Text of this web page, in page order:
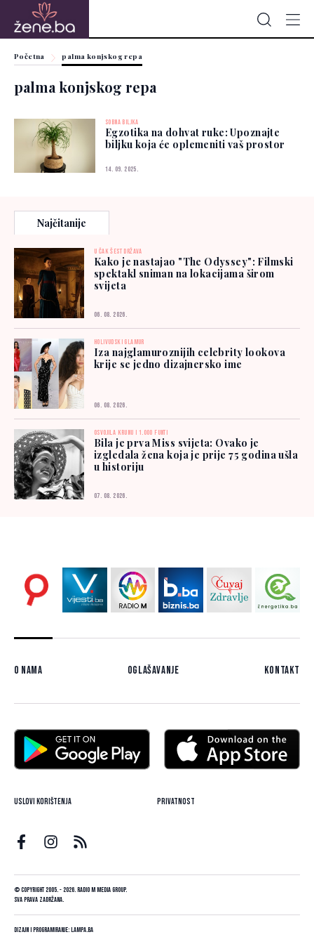
Početna palma konjskog repa
palma konjskog repa
SOBNA BILJKA
Egzotika na dohvat ruke: Upoznajte
biljku koja će oplemeniti vaš prostor
14. 09. 2025.
Najčitanije
U ČAK ŠEST DRŽAVA
Kako je nastajao "The Odyssey": Filmski
spektakl sniman na lokacijama širom
svijeta
06. 08. 2026.
HOLIVUDSKI GLAMUR
Iza najglamuroznijih celebrity lookova
krije se jedno dizajnersko ime
06. 08. 2026.
OSVOJILA KRUNU I 1.000 FUNTI
Bila je prva Miss svijeta: Ovako je
izgledala žena koja je prije 75 godina ušla
u historiju
07. 08. 2026.
O nama Oglašavanje Kontakt
Uslovi korištenja Privatnost
© Copyright 2005. - 2026. Radio M Media Group.
Sva prava zadržana.
Dizajn i programiranje:Lampa.ba